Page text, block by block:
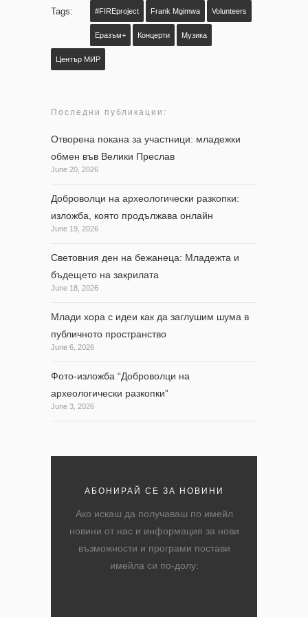
Tags: #FIREproject Frank Mgimwa Volunteers
Еразъм+ Концерти Музика
Център МИР
Последни публикации:
Отворена покана за участници: младежки
обмен във Велики Преслав
June 20, 2026
Доброволци на археологически разкопки:
изложба, която продължава онлайн
June 19, 2026
Световния ден на бежанеца: Младежта и
бъдещето на закрилата
June 18, 2026
Млади хора с идеи как да заглушим шума в
публичното пространство
June 6, 2026
Фото-изложба “Доброволци на
археологически разкопки”
June 3, 2026
АБОНИРАЙ СЕ ЗА НОВИНИ
Ако искаш да получаваш по имейл
новини от нас и информация за нови
възможности и програми постави
имейла си по-долу: